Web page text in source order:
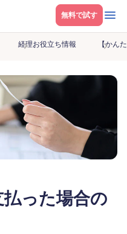
無料で試す メニ
経理お役立ち情報 【かん
った場合の